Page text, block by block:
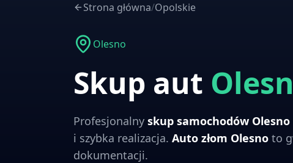
Strona główna/Opolskie
Olesno
Skup aut
Profesjonalny skup samochodów Olesno
i szybka realizacja. Auto złom Olesno to
dokumentacji.